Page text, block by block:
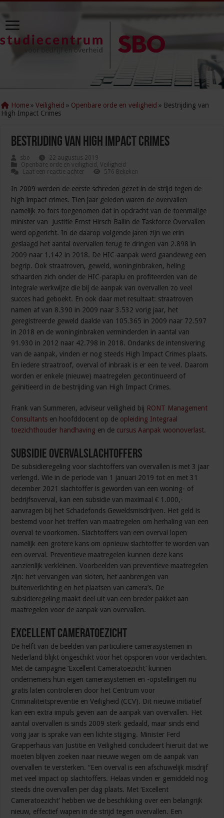
Home » Veiligheid » Openbare orde en veiligheid » Bestrijding van
High Impact Crimes
Bestrijding van High Impact Crimes
sbo
22 augustus 2019
Openbare orde en veiligheid ,Veiligheid
Laat een reactie achter
576 Bekeken
In 2009 werden de eerste schreden gezet in de strijd tegen de
high impact crimes. Tien jaar geleden waren de overvallen
namelijk zo fors toegenomen dat in opdracht van de toenmalige
minister van Justitie Ernst Hirsch Ballin de Taskforce Overvallen
werd opgericht. In de daarop volgende jaren zijn we erin
geslaagd het aantal overvallen terug te dringen van 2.898 in
2009 naar 1.142 in 2018. De HIC-aanpak werd gaandeweg een
begrip. Ook straatroven, geweld, woninginbraken, heling
schaarden zich onder de HIC-paraplu en profiteerden van de
integrale werkwijze die bij de aanpak van overvallen zo veel
succes had geboekt. En ook daar met resultaat: straatroven
namen af van 8.390 in 2009 naar 3.532 vorig jaar, het
geregistreerde geweld daalde van 105.365 in 2009 naar 72.597
in 2018 en de woninginbraken verminderden in aantal van
91.930 in 2012 naar 42.798 in 2018. Ondanks de intensivering
van de aanpak, vinden er nog steeds High Impact Crimes plaats.
En iedere straatroof, overval of inbraak is er een te veel. Daarom
worden er enkele (nieuwe) maatregelen gecontinueerd of
geïnitieerd in de bestrijding van High Impact Crimes.
Frank van Summeren, adviseur veiligheid bij RONT Management
Consultants en hoofddocent op de opleiding Integraal
toezichthouder handhaving en de cursus Aanpak woonoverlast.
Subsidie overvalslachtoffers
De subsidieregeling voor slachtoffers van overvallen is met 3 jaar
verlengd. Wie in de periode van 1 januari 2019 tot en met 31
december 2021 slachtoffer is geworden van een woning- of
bedrijfsoverval, kan een subsidie van maximaal € 1.000,-
aanvragen bij het Schadefonds Geweldsmisdrijven. Het geld is
bestemd voor het treffen van maatregelen om herhaling van een
overval te voorkomen. Slachtoffers van een overval lopen
namelijk een grotere kans om opnieuw slachtoffer te worden van
een overval. Preventieve maatregelen kunnen deze kans
aanzienlijk verkleinen. Voorbeelden van preventieve maatregelen
zijn: het vervangen van sloten, het aanbrengen van
buitenverlichting en het plaatsen van camera’s. De
subsidieregeling maakt deel uit van een breder pakket aan
maatregelen voor de aanpak van overvallen.
Excellent cameratoezicht
De helft van de beelden van particuliere camerasystemen in
Nederland blijkt ongeschikt voor het opsporen voor verdachten.
Met de campagne ‘Excellent Cameratoezicht’ kunnen
ondernemers hun eigen camerasystemen en -opstellingen nu
gratis laten controleren door het Centrum voor
Criminaliteitspreventie en Veiligheid (CCV). Dit nieuwe initiatief
kan een extra impuls geven aan de aanpak van overvallen. Het
aantal overvallen is sinds 2009 sterk gedaald, maar sinds eind
vorig jaar is sprake van een lichte stijging. Minister Ferd
Grapperhaus van Justitie en Veiligheid concludeert hieruit dat we
moeten blijven zoeken naar nieuwe wegen om de aanpak van
overvallen te versterken. “Een overval is een afschuwelijk misdrijf
met veel impact op slachtoffers. Helaas vinden er gemiddeld nog
steeds drie overvallen per dag plaats. Met ‘Excellent
Cameratoezicht’ hebben we de beschikking over een belangrijk
nieuw, effectief wapen in de strijd tegen overvallen. Een